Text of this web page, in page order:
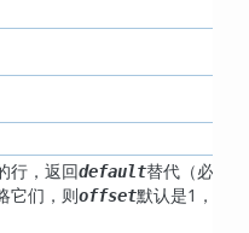
行，返回default替代（必
它们，则offset默认是1，